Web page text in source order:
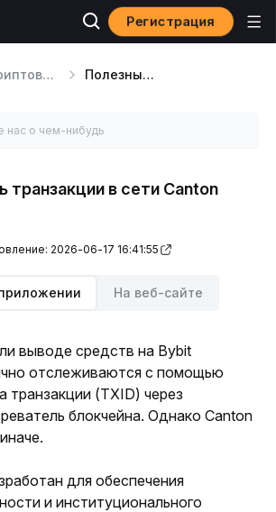
Регистрация
Криптовалютный Депозит/Снятие Полезные советы по крипто депозитам и выводам
транзакции в сети Canton
2026-06-17 16:41:55
На веб-сайте
выводе средств на Bybit
отслеживаются с помощью
транзакции (TXID) через
блокчейна. Однако Canton
для обеспечения
и институционального